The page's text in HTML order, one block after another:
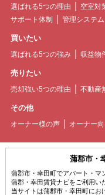
選ばれる5つの理由 空室対
サポート体制
管理システム
買いたい
選ばれる5つの強み 収益物
売りたい
売却強い5つの理由 不動産
その他
オーナー様の声 オーナー
蒲郡市・
蒲郡市・幸田町でアパート・マ
蒲郡・幸田賃貸ナビをご利用い
当サイトは蒲郡市・幸田町にお